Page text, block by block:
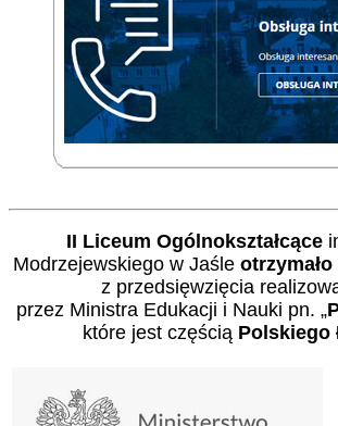
II Liceum Ogólnokształcące
Modrzejewskiego w Jaśle
z przedsięwzięcia
przez Ministra Edukacji i Nauki pn. „
które jest częścią Polskiego